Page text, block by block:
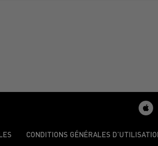
CONDITIONS GÉNÉRALES